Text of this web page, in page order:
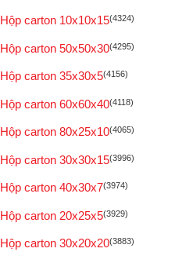
Hộp carton 10x10x15(4324)
Hộp carton 50x50x30(4295)
Hộp carton 35x30x5(4156)
Hộp carton 60x60x40(4118)
Hộp carton 80x25x10(4065)
Hộp carton 30x30x15(3996)
Hộp carton 40x30x7(3974)
Hộp carton 20x25x5(3929)
Hộp carton 30x20x20(3883)